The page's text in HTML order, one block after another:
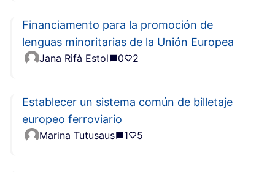
Financiamento para la promoción de
lenguas minoritarias de la Unión Europea
Jana Rifà Estol 0 2
Establecer un sistema común de billetaje
europeo ferroviario
Marina Tutusaus 1 5